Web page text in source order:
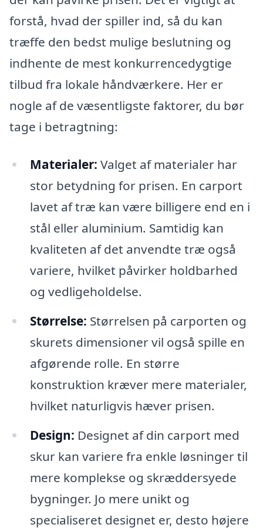
forstå, hvad der spiller ind, så du kan
træffe den bedst mulige beslutning og
indhente de mest konkurrencedygtige
tilbud fra lokale håndværkere. Her er
nogle af de væsentligste faktorer, du bør
tage i betragtning:
Materialer: Valget af materialer har
stor betydning for prisen. En carport
lavet af træ kan være billigere end en i
stål eller aluminium. Samtidig kan
kvaliteten af det anvendte træ også
variere, hvilket påvirker holdbarhed
og vedligeholdelse.
Størrelse: Størrelsen på carporten og
skurets dimensioner vil også spille en
afgørende rolle. En større
konstruktion kræver mere materialer,
hvilket naturligvis hæver prisen.
Design: Designet af din carport med
skur kan variere fra enkle løsninger til
mere komplekse og skræddersyede
bygninger. Jo mere unikt og
specialiseret designet er, desto højere